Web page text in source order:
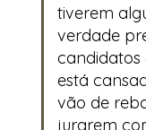
tiverem
verdade
está
vão de
jurarem